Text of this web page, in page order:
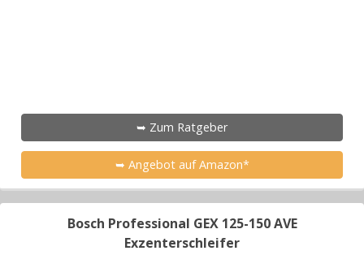
➥ Zum Ratgeber
➥ Angebot auf Amazon*
Bosch Professional GEX 125-150 AVE
Exzenterschleifer